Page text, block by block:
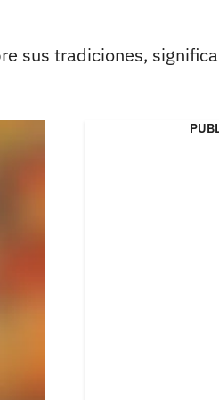
sus tradiciones,